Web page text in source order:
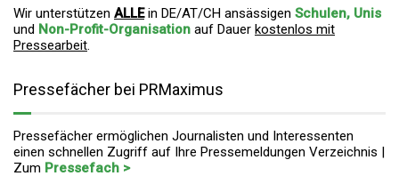
Wir unterstützen ALLEin DE/AT/CH ansässigen Schulen, Unis
und Non-Profit-Organisation auf Dauer kostenlos mit
Pressearbeit.
Pressefächer bei PRMaximus
Pressefächer ermöglichen Journalisten und Interessenten
einen schnellen Zugriff auf Ihre Pressemeldungen Verzeichnis |
Zum Pressefach >